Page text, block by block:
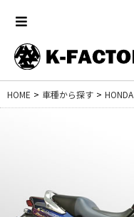
HOME > 車種から探す > HONDA